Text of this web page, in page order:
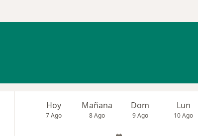
Hoy
7 Ago
Mañana
8 Ago
Dom
9 Ago
Lun
10 Ago